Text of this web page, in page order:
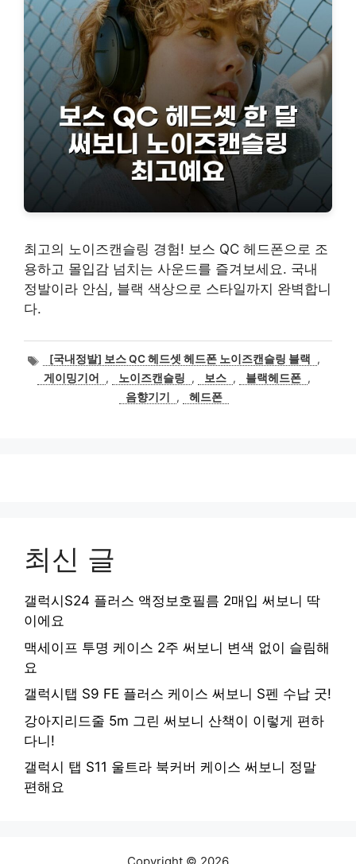
최고의 노이즈캔슬링 경험! 보스 QC 헤드폰으로 조
용하고 몰입감 넘치는 사운드를 즐겨보세요. 국내
정발이라 안심, 블랙 색상으로 스타일까지 완벽합니
다.
태
그
[국내정발] 보스 QC 헤드셋 헤드폰 노이즈캔슬링 블랙
,
게이밍기어
, 노이즈캔슬링 , 보스 , 블랙헤드폰 ,
음향기기
, 헤드폰
최신 글
갤럭시S24 플러스 액정보호필름 2매입 써보니 딱
이에요
맥세이프 투명 케이스 2주 써보니 변색 없이 슬림해
요
갤럭시탭 S9 FE 플러스 케이스 써보니 S펜 수납 굿!
강아지리드줄 5m 그린 써보니 산책이 이렇게 편하
다니!
갤럭시 탭 S11 울트라 북커버 케이스 써보니 정말
편해요